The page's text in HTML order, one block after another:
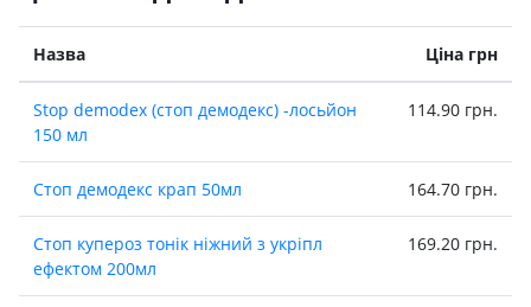
Назва Ціна грн
Stop demodex (стоп демодекс) -лосьйон
150 мл
114.90 грн.
Стоп демодекс крап 50мл 164.70 грн.
Стоп купероз тонiк нiжний з укрiпл
ефектом 200мл
169.20 грн.